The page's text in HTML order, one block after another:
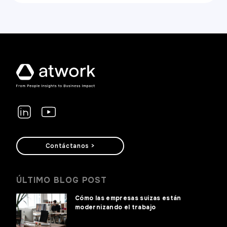
Contáctanos >
ÚLTIMO BLOG POST
Cómo las empresas suizas están
modernizando el trabajo